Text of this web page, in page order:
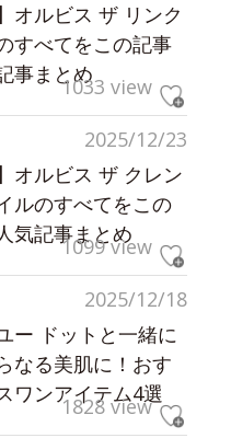
オルビス ザ リンク
すべてをこの記事
事まとめ1033 view
2025/12/23
オルビス ザ クレン
ルのすべてをこの
気記事まとめ
1099 view
2025/12/18
ー ドットと一緒に
なる美肌に！おす
ワンアイテム4選
1828 view